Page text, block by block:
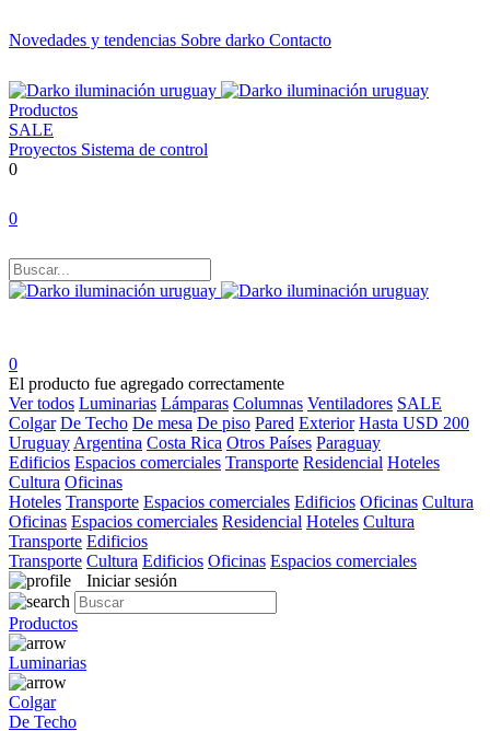
Novedades y tendencias Sobre darko Contacto
Productos
SALE
Proyectos Sistema de control
0
0
0
El producto fue agregado correctamente
Ver todos Luminarias Lámparas Columnas Ventiladores SALE
Colgar De Techo De mesa De piso Pared Exterior Hasta USD 200
Uruguay Argentina Costa Rica Otros Países Paraguay
Edificios Espacios comerciales Transporte Residencial Hoteles
Cultura Oficinas
Hoteles Transporte Espacios comerciales Edificios Oficinas Cultura
Oficinas Espacios comerciales Residencial Hoteles Cultura
Transporte Edificios
Transporte Cultura Edificios Oficinas Espacios comerciales
Iniciar sesión
Productos
Luminarias
Colgar
De Techo